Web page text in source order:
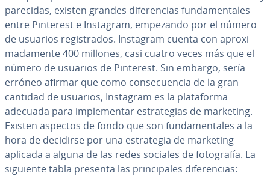
parecidas, existen grandes di­fe­re­n­cias fu­n­da­me­n­ta­les
entre Pinterest e Instagram, empezando por el número
de usuarios re­gi­s­tra­dos. Instagram cuenta con apro­xi­
ma­da­me­n­te 400 millones, casi cuatro veces más que el
número de usuarios de Pinterest. Sin embargo, sería
erróneo afirmar que como co­n­se­cue­n­cia de la gran
cantidad de usuarios, Instagram es la pla­ta­fo­r­ma
adecuada para im­ple­me­n­tar es­tra­te­gias de marketing.
Existen aspectos de fondo que son fu­n­da­me­n­ta­les a la
hora de decidirse por una es­tra­te­gia de marketing
aplicada a alguna de las redes sociales de fo­to­gra­fía. La
siguiente tabla presenta las pri­n­ci­pa­les di­fe­re­n­cias: